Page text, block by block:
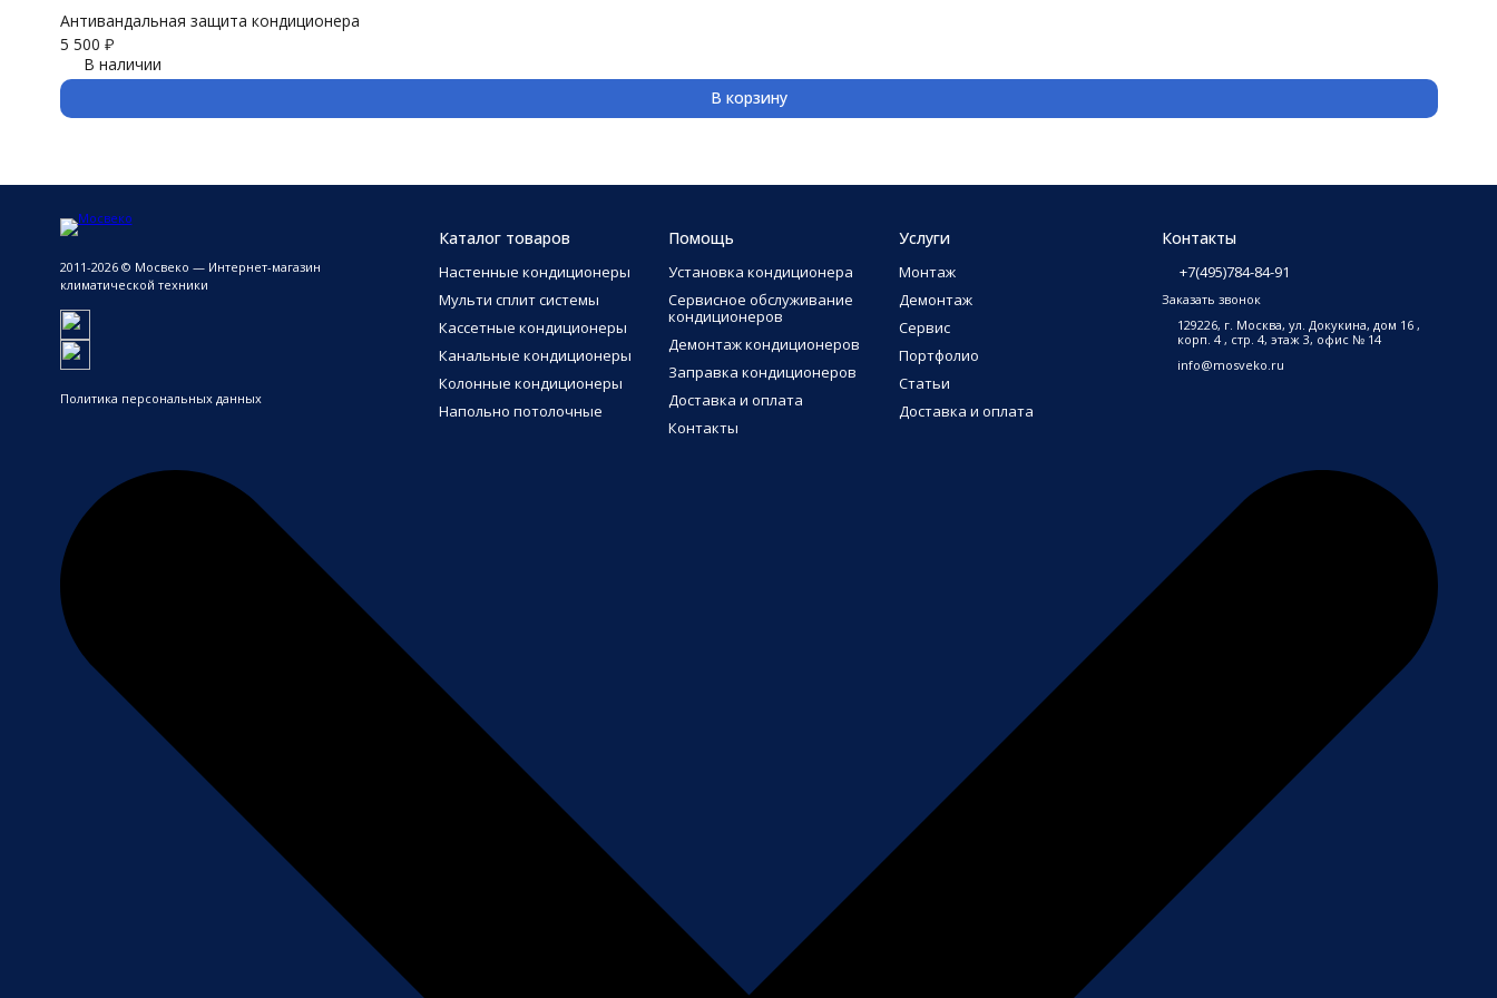
Антивандальная защита кондиционера
5 500 ₽
В наличии
В корзину
2011-2026 © Мосвеко — Интернет-магазин
климатической техники
Политика персональных данных
Каталог товаров
Настенные кондиционеры
Мульти сплит системы
Кассетные кондиционеры
Канальные кондиционеры
Колонные кондиционеры
Напольно потолочные
Помощь
Установка кондиционера
Сервисное обслуживание
кондиционеров
Демонтаж кондиционеров
Заправка кондиционеров
Доставка и оплата
Контакты
Услуги
Монтаж
Демонтаж
Сервис
Портфолио
Статьи
Доставка и оплата
Контакты
+7(495)784-84-91
Заказать звонок
129226, г. Москва, ул. Докукина, дом 16 ,
корп. 4 , стр. 4, этаж 3, офис № 14
info@mosveko.ru